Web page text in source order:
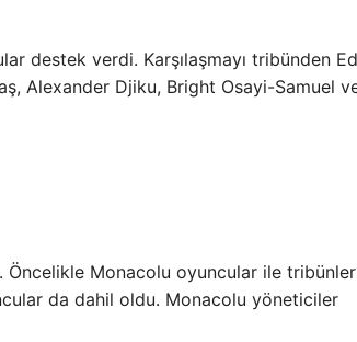
destek verdi. Karşılaşmayı tribünden
Alexander Djiku, Bright Osayi-Samuel
Öncelikle Monacolu oyuncular ile tribünler
da dahil oldu. Monacolu yöneticiler